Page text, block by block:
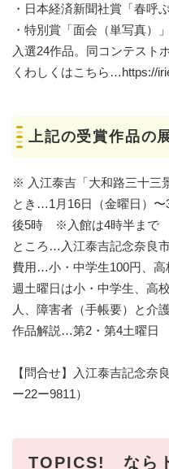
・日本経済新聞社賞「春呼
・特別賞「面会（単写真）
入選24作品。同コンテスト
くわしくはこちら…https://
上記の受賞作品の
※ 入江泰吉「大和路三十三
とき…1月16日（金曜日）
後5時 ※入館は4時半まで
ところ…入江泰吉記念奈良
費用…小・中学生100円、高
週土曜日は小・中学生、高
人、障害者（手帳要）と介
作品解説…第2・第4土曜日
【問合せ】入江泰吉記念奈
ー22ー9811）
TOPICS! なら